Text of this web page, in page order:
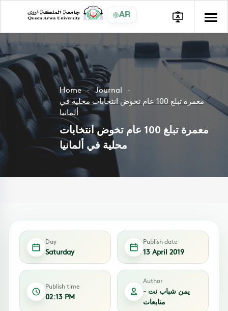
AR
Home
Journal
معمرة تبلغ 100 عام تخوض انتخابات محلية في
ألمانيا
معمرة تبلغ 100 عام تخوض انتخابات
محلية في ألمانيا
Day
Saturday
Publish date
13 April 2019
Publish time
02:13 PM
Author
يمن شباب نت -
متابعات